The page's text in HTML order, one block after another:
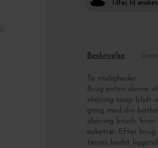
Tilføj til
Beskrivelse
To muligheder:
Brug enten denne
shaving soap blidt
gang med din
shaving brush,
asketræ. Efter brug
tørres bedst